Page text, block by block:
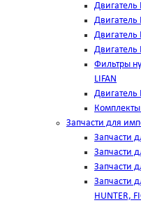
Двигатель
Двигатель
Двигатель
Двигатель
Фильтры
LIFAN
Двигатель
Комплекты
Запчасти для
Запчасти
Запчасти
Запчасти
Запчасти
HUNTER,